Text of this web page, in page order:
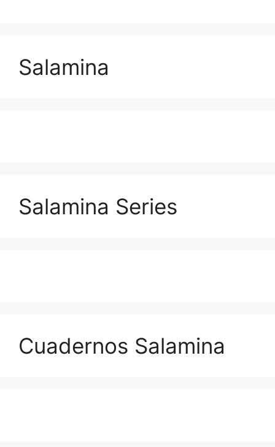
Salamina
Salamina Series
Cuadernos Salamina